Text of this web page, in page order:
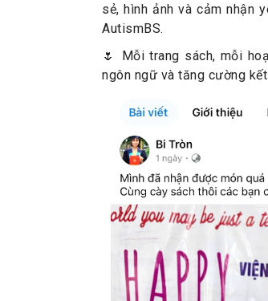
sẻ, hình ảnh và cảm nhận
AutismBS.
🌷 Mỗi trang sách, mỗi
ngôn ngữ và tăng cường